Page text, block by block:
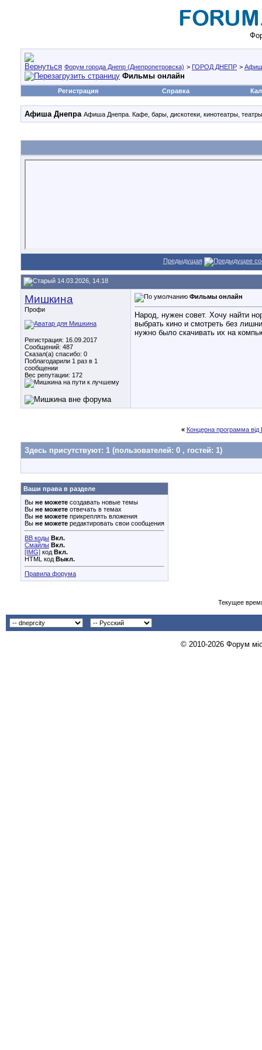
Форум города Днепр (Днепропетровска) > ГОРОД ДНЕПР >
Фильмы онлайн
Регистрация Справка
Афиша Днепра Афиша Днепра. Кафе, бары, дискотеки, кинотеатры,
Предыдущая
14.03.2026, 14:18
Мишкина
Профи
Регистрация: 16.09.2017
Сообщений: 487
Сказал(а) спасибо: 0
Поблагодарили 1 раз в 1
сообщении
Вес репутации: 172
Фильмы онлайн
Народ, нужен совет. Хочу найти
выбрать кино и смотреть без
нужно было скачивать их на
« Концерна программа
Здесь присутствуют: 1 (пользователей: 0 , гостей: 1)
Ваши права в разделе
Вы не можете создавать новые темы
Вы не можете отвечать в темах
Вы не можете прикреплять вложения
Вы не можете редактировать свои сообщения
BB коды Вкл.
Смайлы Вкл.
[IMG] код Вкл.
HTML код Выкл.
Правила форума
Текущее
© 2010-2026 Форум